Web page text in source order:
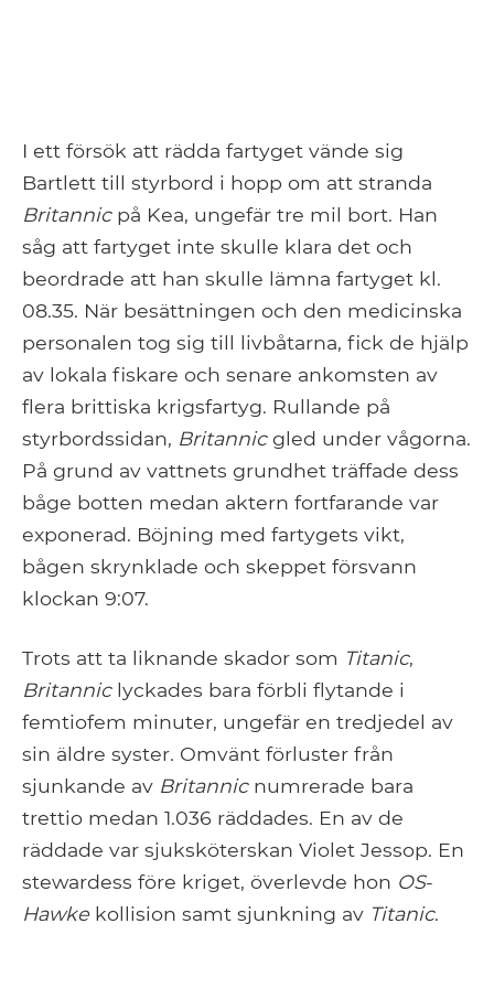
I ett försök att rädda fartyget vände sig
Bartlett till styrbord i hopp om att stranda
Britannicpå Kea, ungefär tre mil bort. Han
såg att fartyget inte skulle klara det och
beordrade att han skulle lämna fartyget kl.
08.35. När besättningen och den medicinska
personalen tog sig till livbåtarna, fick de hjälp
av lokala fiskare och senare ankomsten av
flera brittiska krigsfartyg. Rullande på
styrbordssidan, Britannicgled under vågorna.
På grund av vattnets grundhet träffade dess
båge botten medan aktern fortfarande var
exponerad. Böjning med fartygets vikt,
bågen skrynklade och skeppet försvann
klockan 9:07.
Trots att ta liknande skador som Titanic,
Britanniclyckades bara förbli flytande i
femtiofem minuter, ungefär en tredjedel av
sin äldre syster. Omvänt förluster från
sjunkande av Britannicnumrerade bara
trettio medan 1.036 räddades. En av de
räddade var sjuksköterskan Violet Jessop. En
stewardess före kriget, överlevde hon OS-
Hawke kollision samt sjunkning av Titanic.